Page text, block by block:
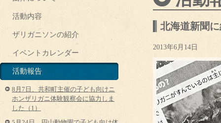
北海道新聞
2013年6月14日
活動内容
ザリガニソンの紹介
イベントカレンダー
活動報告
8月7日、共和町主催の子ども向けニ
ホンザリガニ体験観察会に協力しま
した（1）